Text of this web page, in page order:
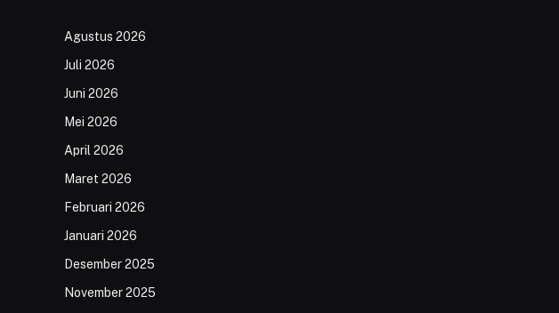
Agustus 2026
Juli 2026
Juni 2026
Mei 2026
April 2026
Maret 2026
Februari 2026
Januari 2026
Desember 2025
November 2025